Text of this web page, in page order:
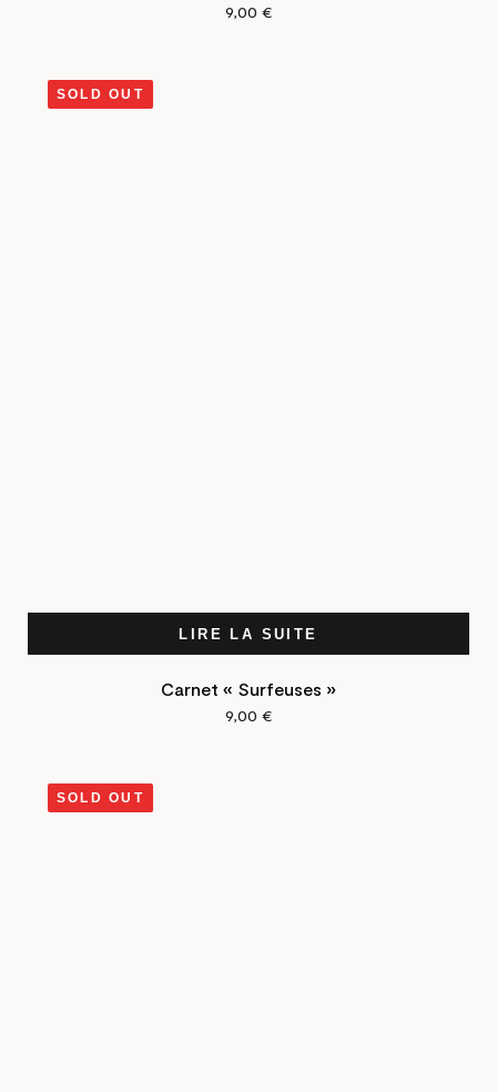
9,00 €
SOLD OUT
LIRE LA SUITE
Carnet « Surfeuses »
9,00 €
SOLD OUT